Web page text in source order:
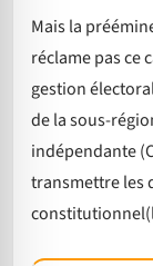
Mais la
réclame pas ce
gestion
de la sous-
indépendante
transmettre les